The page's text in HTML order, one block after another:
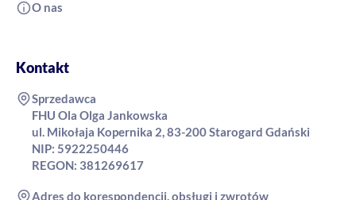
O nas
Kontakt
Sprzedawca
FHU Ola Olga Jankowska
ul. Mikołaja Kopernika 2, 83-200 Starogard Gdański
NIP: 5922250446
REGON: 381269617
Adres do korespondencji, obsługi i zwrotów